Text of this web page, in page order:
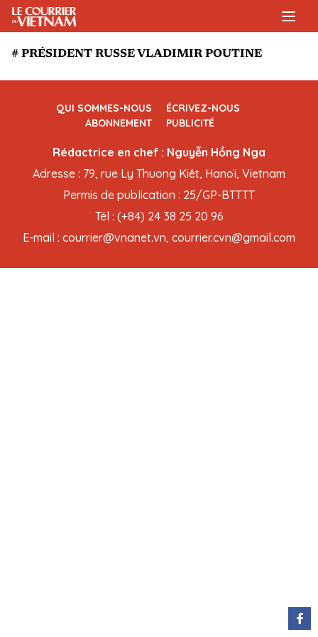
# PRÉSIDENT RUSSE VLADIMIR POUTINE
QUI SOMMES-NOUS
ÉCRIVEZ-NOUS
ABONNEMENT
PUBLICITÉ
Rédactrice en chef : Nguyễn Hồng Nga
Adresse : 79, rue Ly Thuong Kiêt, Hanoï, Vietnam
Permis de publication : 25/GP-BTTTT
Tél : (+84) 24 38 25 20 96
E-mail : courrier@vnanet.vn, courrier.cvn@gmail.com